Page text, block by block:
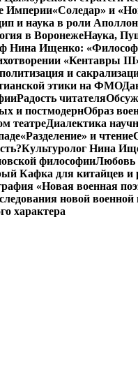
Империи«Соледар» и
и наука в роли
в ВоронежеНаука,
Нина Ищенко:
«Кентавры
и
этики на ФМО
Радость читателя
и постмодернОбраз
театреДиалектика
«Разделение» и чтение
Культуролог Нина
философииЛюбовь
Кафка для китайцев и
«Новая военная
новой военной
характера